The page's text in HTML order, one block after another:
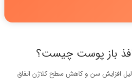
باز پوست چیست؟
دلیل افزایش سن و کاهش سطح کلاژن اتفاق